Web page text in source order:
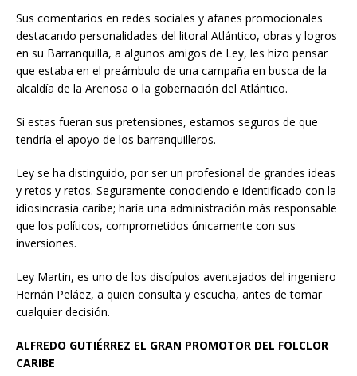
Sus comentarios en redes sociales y afanes promocionales
destacando personalidades del litoral Atlántico, obras y logros
en su Barranquilla, a algunos amigos de Ley, les hizo pensar
que estaba en el preámbulo de una campaña en busca de la
alcaldía de la Arenosa o la gobernación del Atlántico.
Si estas fueran sus pretensiones, estamos seguros de que
tendría el apoyo de los barranquilleros.
Ley se ha distinguido, por ser un profesional de grandes ideas
y retos y retos. Seguramente conociendo e identificado con la
idiosincrasia caribe; haría una administración más responsable
que los políticos, comprometidos únicamente con sus
inversiones.
Ley Martin, es uno de los discípulos aventajados del ingeniero
Hernán Peláez, a quien consulta y escucha, antes de tomar
cualquier decisión.
ALFREDO GUTIÉRREZ EL GRAN PROMOTOR DEL FOLCLOR
CARIBE